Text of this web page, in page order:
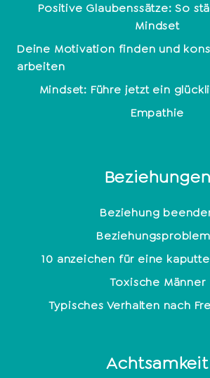
Positive Glaubenssätze: So
Mindset
Deine Motivation finden und
arbeiten
Mindset: Führe jetzt ein
Empathie
Beziehungen
Beziehung
10 anzeichen für eine
Toxische Männer
Typisches Verhalten nach
Achtsamkeit